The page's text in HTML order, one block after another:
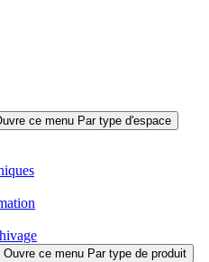
ce menu Par type d'espace
Ouvre ce menu Par type de produit